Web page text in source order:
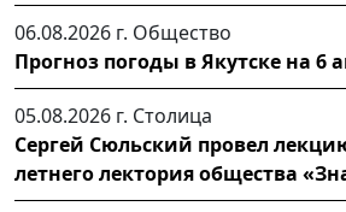
06.08.2026 г. Общество
Прогноз погоды в Якутске на 6
05.08.2026 г. Столица
Сергей Сюльский провел
летнего лектория общества